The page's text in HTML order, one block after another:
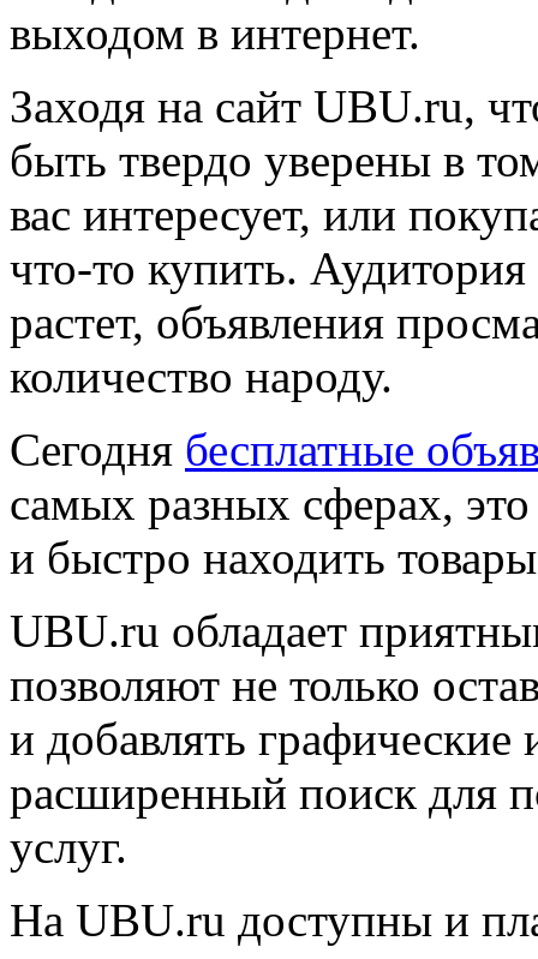
выходом в интернет.
Заходя на сайт UBU.ru,
быть твердо уверены в
вас интересует, или
что-то купить.
растет, объявления
количество народу.
Сегодня бесплатные
самых разных сферах, это
и быстро находить
UBU.ru обладает
позволяют не только
и добавлять
расширенный поиск для
услуг.
На UBU.ru доступны и